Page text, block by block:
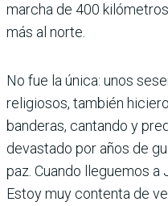
marcha de 400
más al norte.
No fue la única: unos
religiosos, también
banderas, cantando y
devastado por años de
paz. Cuando lleguemos a
Estoy muy contenta de